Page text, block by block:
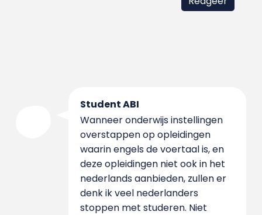
Student ABI
Wanneer onderwijs instellingen
overstappen op opleidingen
waarin engels de voertaal is, en
deze opleidingen niet ook in het
nederlands aanbieden, zullen er
denk ik veel nederlanders
stoppen met studeren. Niet